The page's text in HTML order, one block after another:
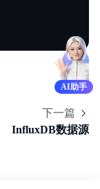
下一篇
InfluxDB数据源
AI助手